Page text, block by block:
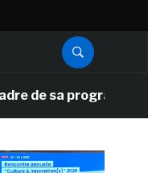
programmation